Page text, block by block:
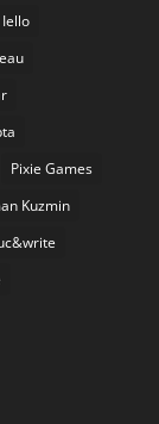
Iello
Pixie Games
Kuzmin